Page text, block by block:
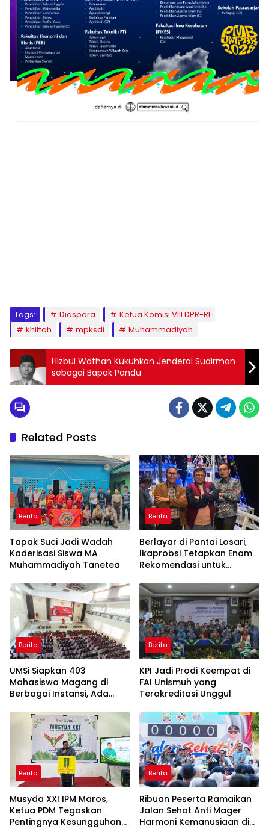
Tags: Diaspora
Ketua Komisi VIII DPR-RI
khittah
mpksdi Muhammadiyah
Hizbul Wathan Kukuhkan Jenderal Sudirman
sebagai Bapak Pandu
Related Posts
Berita
Tapak Suci Jadi Wadah
Kaderisasi Siswa MA
Muhammadiyah Tanetea
Berita
Berlayar di Pantai Losari,
Ikaprobsi Tetapkan Enam
Rekomendasi untuk
Berita
UMSi Siapkan 403
Mahasiswa Magang di
Berbagai Instansi, Ada
Taiwan
Berita
KPI Jadi Prodi Keempat di
FAI Unismuh yang
Terakreditasi Unggul
Berita
Musyda XXI IPM Maros,
Ketua PDM Tegaskan
Pentingnya Kesungguhan
Berita
Ribuan Peserta Ramaikan
Jalan Sehat Anti Mager
Harmoni Kemanusiaan di